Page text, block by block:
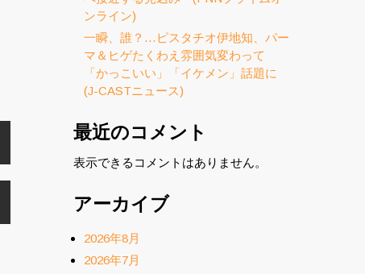
ンライン)
一瞬、誰？…ピスタチオ伊地知、パー
マ＆ヒゲたくわえ雰囲気変わって
「かっこいい」「イケメン」話題に
(J-CASTニュース)
最近のコメント
表示できるコメントはありません。
アーカイブ
2026年8月
2026年7月